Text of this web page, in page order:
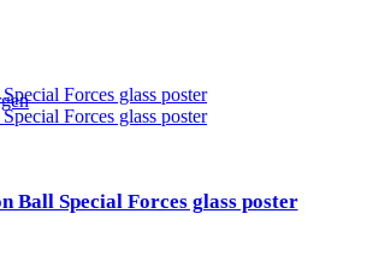
Ball Special Forces glass poster